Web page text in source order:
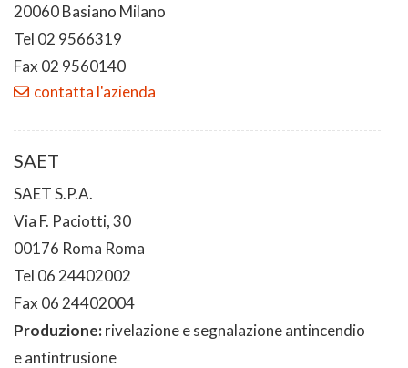
20060 Basiano Milano
Tel 02 9566319
Fax 02 9560140
contatta l'azienda
SAET
SAET S.P.A.
Via F. Paciotti, 30
00176 Roma Roma
Tel 06 24402002
Fax 06 24402004
Produzione:rivelazione e segnalazione antincendio
e antintrusione